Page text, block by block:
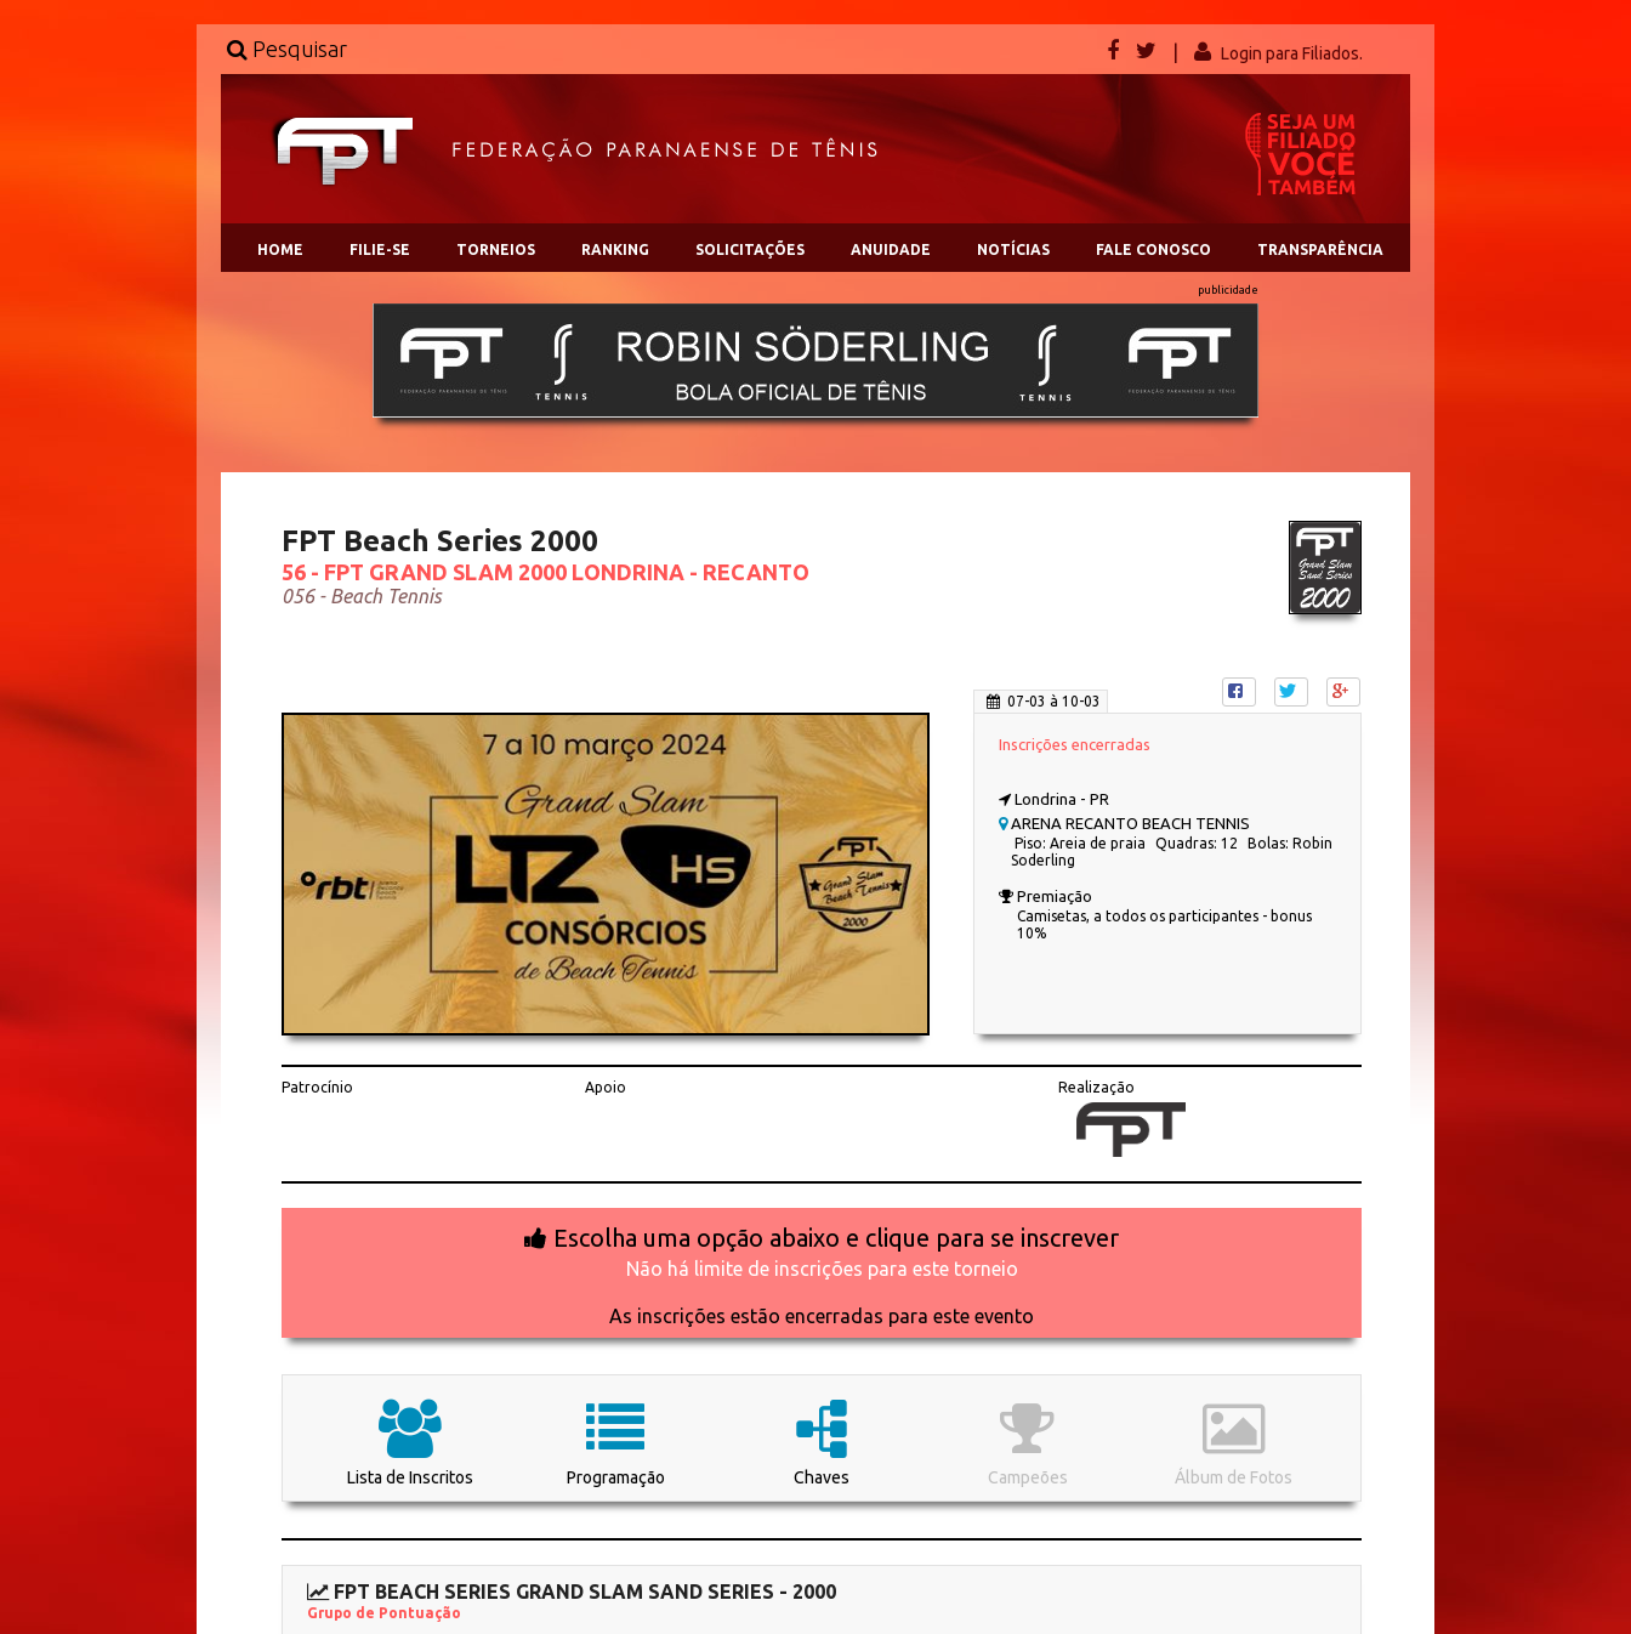
Pesquisar Login para Filiados.
HOME FILIE-SE TORNEIOS RANKING SOLICITAÇÕES ANUIDADE NOTÍCIAS FALE CONOSCO TRANSPARÊNCIA
publicidade
FPT Beach Series 2000
56 - FPT GRAND SLAM 2000 LONDRINA - RECANTO
056 - Beach Tennis
07-03 à 10-03
Inscrições encerradas
Londrina - PR
ARENA RECANTO BEACH TENNIS
Piso: Areia de praia Quadras: 12
Bolas: Robin
Soderling
Premiação
Camisetas, a todos os participantes - bonus
10%
Patrocínio Apoio Realização
Escolha uma opção abaixo e clique para se inscrever
Não há limite de inscrições para este torneio
As inscrições estão encerradas para este evento
Lista de Inscritos Programação Chaves Campeões Álbum de Fotos
FPT BEACH SERIES GRAND SLAM SAND SERIES - 2000
Grupo de Pontuação